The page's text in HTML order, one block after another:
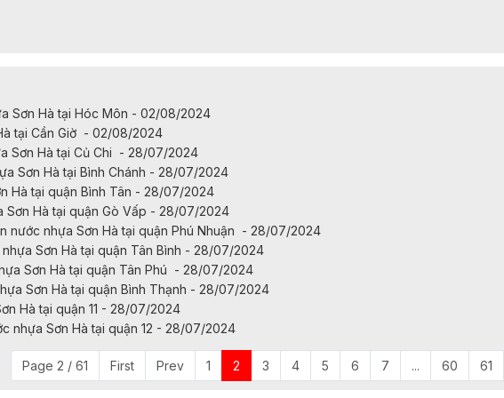
Sơn Hà tại Hóc Môn - 02/08/2024
tại Cần Giờ - 02/08/2024
Sơn Hà tại Củ Chi - 28/07/2024
Sơn Hà tại Bình Chánh - 28/07/2024
Hà tại quận Bình Tân - 28/07/2024
Sơn Hà tại quận Gò Vấp - 28/07/2024
nước nhựa Sơn Hà tại quận Phú Nhuận - 28/07/2024
Sơn Hà tại quận Tân Bình - 28/07/2024
Sơn Hà tại quận Tân Phú - 28/07/2024
Sơn Hà tại quận Bình Thạnh - 28/07/2024
Hà tại quận 11 - 28/07/2024
nhựa Sơn Hà tại quận 12 - 28/07/2024
Page 2 / 61 First Prev 1 2 3 4 5 6 7 ... 60 61